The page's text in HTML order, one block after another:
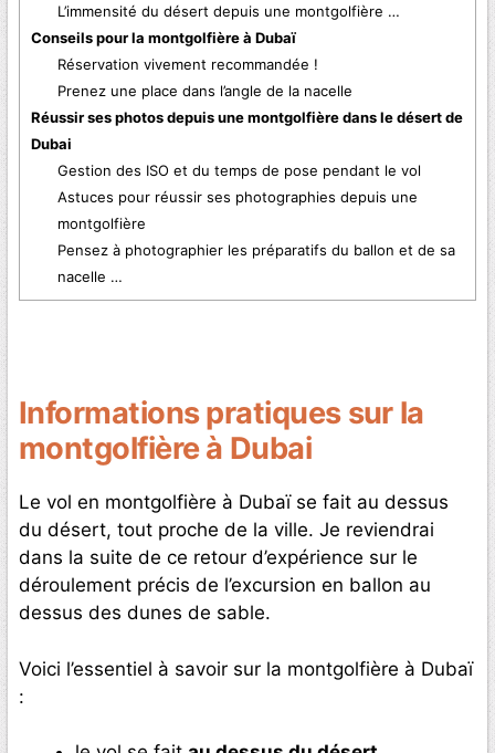
L’immensité du désert depuis une montgolfière …
Conseils pour la montgolfière à Dubaï
Réservation vivement recommandée !
Prenez une place dans l’angle de la nacelle
Réussir ses photos depuis une montgolfière dans le désert de
Dubai
Gestion des ISO et du temps de pose pendant le vol
Astuces pour réussir ses photographies depuis une
montgolfière
Pensez à photographier les préparatifs du ballon et de sa
nacelle …
Informations pratiques sur la
montgolfière à Dubai
Le vol en montgolfière à Dubaï se fait au dessus
du désert, tout proche de la ville. Je reviendrai
dans la suite de ce retour d’expérience sur le
déroulement précis de l’excursion en ballon au
dessus des dunes de sable.
Voici l’essentiel à savoir sur la montgolfière à Dubaï
: